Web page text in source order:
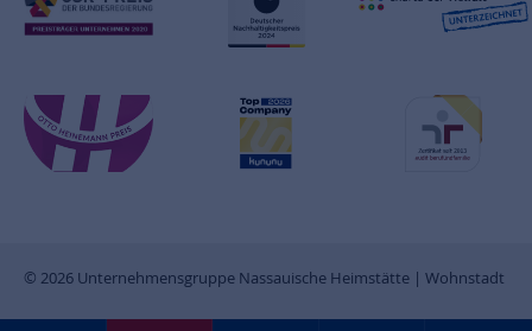
© 2026 Unternehmensgruppe Nassauische Heimstätte | Wohnstadt